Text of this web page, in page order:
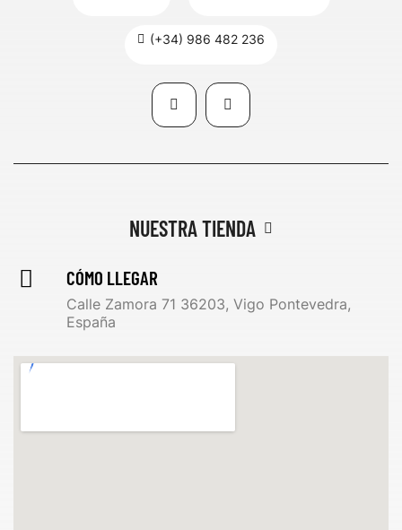
(+34) 986 482 236
NUESTRA TIENDA
CÓMO LLEGAR
Calle Zamora 71 36203, Vigo Pontevedra,
España